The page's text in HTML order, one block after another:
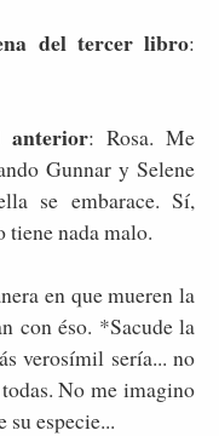
del tercer libro:
anterior: Rosa. Me
Gunnar y Selene
se embarace. Sí,
tiene nada malo.
en que mueren la
con éso. *Sacude la
verosímil sería... no
No me imagino
especie...